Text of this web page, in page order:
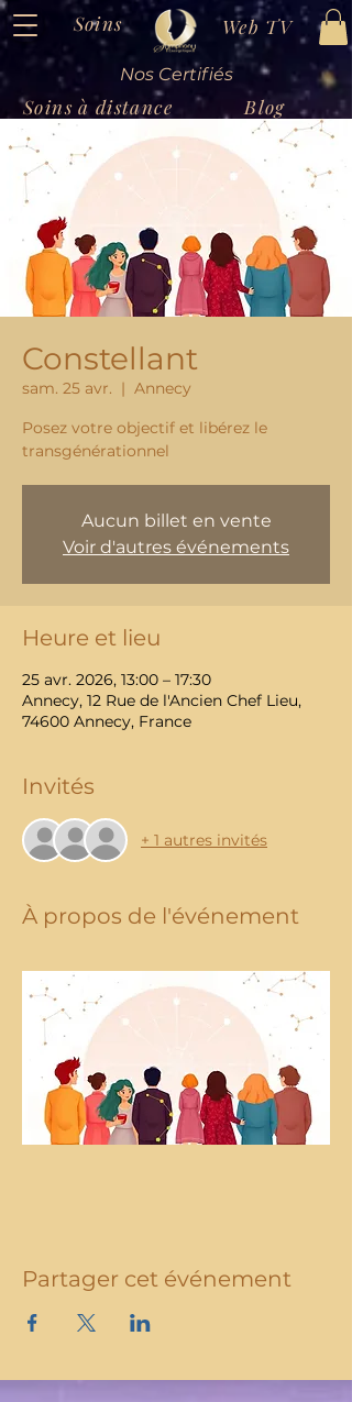
Soins Web TV
Soins à distance Blog
Nos Certifiés
Constellant
sam. 25 avr.
  |
Annecy
Posez votre objectif et libérez le
transgénérationnel
Aucun billet en vente
Voir d'autres événements
Heure et lieu
25 avr. 2026, 13:00 – 17:30
Annecy, 12 Rue de l'Ancien Chef Lieu,
74600 Annecy, France
Invités
+ 1 autres invités
À propos de l'événement
Partager cet événement